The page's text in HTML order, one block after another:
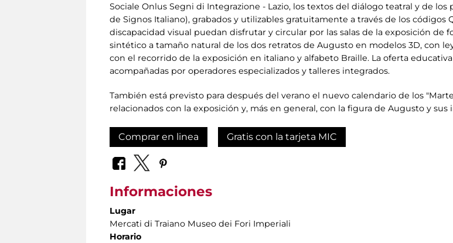
Sociale Onlus Segni di Integrazione - Lazio, los textos del diálogo teatral y de
de Signos Italiano), grabados y utilizables gratuitamente a través de los códigos
discapacidad visual puedan disfrutar y circular por las salas de la exposición de
sintético a tamaño natural de los dos retratos de Augusto en modelos 3D, con
con el recorrido de la exposición en italiano y alfabeto Braille. La oferta
acompañadas por operadores especializados y talleres integrados.
También está previsto para después del verano el nuevo calendario de los
relacionados con la exposición y, más en general, con la figura de Augusto y sus
Comprar en linea Gratis con la tarjeta MIC
Informaciones
Lugar
Mercati di Traiano Museo dei Fori Imperiali
Horario